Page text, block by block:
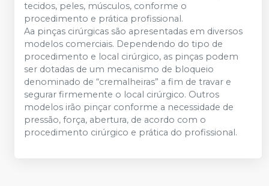
tecidos, peles, músculos, conforme o
procedimento e prática profissional.
Aa pinças cirúrgicas são apresentadas em diversos
modelos comerciais. Dependendo do tipo de
procedimento e local cirúrgico, as pinças podem
ser dotadas de um mecanismo de bloqueio
denominado de “cremalheiras” a fim de travar e
segurar firmemente o local cirúrgico. Outros
modelos irão pinçar conforme a necessidade de
pressão, força, abertura, de acordo com o
procedimento cirúrgico e prática do profissional.